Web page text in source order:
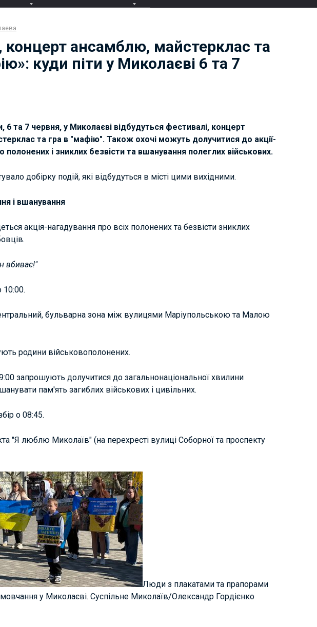
концерт ансамблю, майстерклас та
куди піти у Миколаєві 6 та 7
6 та 7 червня, у Миколаєві відбудуться фестивалі, концерт
та гра в "мафію". Також охочі можуть долучитися до акції-
полонених і зниклих безвісти та вшанування полеглих військових.
добірку подій, які відбудуться в місті цими вихідними.
і вшанування
акція-нагадування про всіх полонених та безвісти зниклих
вбиває!"
10:00.
бульварна зона між вулицями Маріупольською та Малою
родини військовополонених.
запрошують долучитися до загальнонаціональної хвилини
пам'ять загиблих військових і цивільних.
о 08:45.
"Я люблю Миколаїв" (на перехресті вулиці Соборної та проспекту
Люди з плакатами та прапорами
у Миколаєві. Суспільне Миколаїв/Олександр Гордієнко